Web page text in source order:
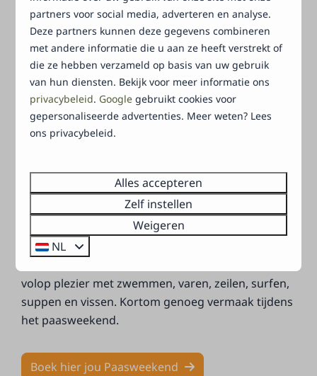
Paasplezier bij Het Verscholen
Dorp 🌸
Hetpaasweekendin Verscholen Dorp is puur
genot. Kies voor een ruim chalet of bungalow en
deel deze ervaring met familie en vrienden, want
gezelligheid staat centraal. Beeld je in: de eerste
een paasbrunch op hetzonnige terras.Daarna
begint het avontuur van de paaseieren jacht!
Verstop ze voor de kinderen op het park of waag
Veluwsebossen. Maak
ontspannende wandelingen langs het
volop plezier met zwemmen, varen, zeilen, surfen,
suppen en vissen. Kortom genoeg vermaak tijdens
het paasweekend.
Boek hier jou Paasweekend
partners voor social media, adverteren en analyse.
Deze partners kunnen deze gegevens combineren
met andere informatie die u aan ze heeft verstrekt of
die ze hebben verzameld op basis van uw gebruik
van hun diensten. Bekijk voor meer informatie ons
privacybeleid. Google gebruikt cookies voor
gepersonaliseerde advertenties. Meer weten? Lees
ons privacybeleid.
Alles accepteren
Zelf instellen
Weigeren
NL